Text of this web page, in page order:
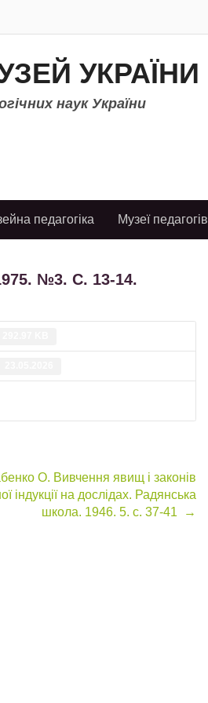
УКРАЇНИ
наук України
педагогіка Музеї педагогів
№3. С. 13-14.
О. Вивчення явищ і законів
індукції на дослідах. Радянська
школа. 1946. 5. с. 37-41
→